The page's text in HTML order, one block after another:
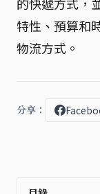
特性、預算和
物流方式。
分享：